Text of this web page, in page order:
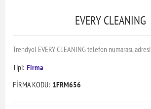
EVERY CLEANING
Trendyol EVERY CLEANING telefon numarası, adresi
Tipi: Firma
FİRMA KODU: 1FRM656